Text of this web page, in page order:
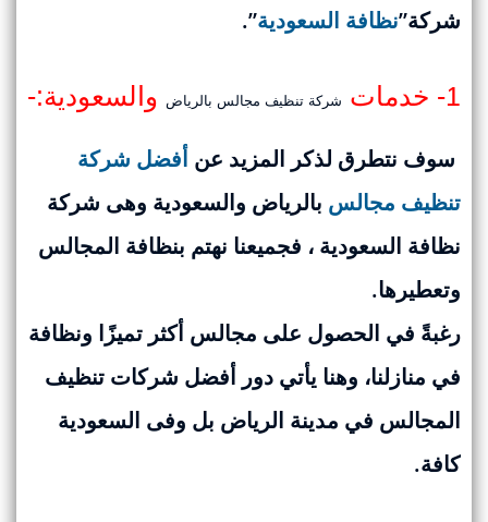
شركة”نظافة السعودية”.
1- خدمات شركة تنظيف مجالس بالرياض والسعودية:-
سوف نتطرق لذكر المزيد عن أفضل شركة
تنظيف مجالس بالرياض والسعودية وهى شركة
نظافة السعودية ، فجميعنا نهتم بنظافة المجالس
وتعطيرها.
رغبةً في الحصول على مجالس أكثر تميزًا ونظافة
في منازلنا، وهنا يأتي دور أفضل شركات تنظيف
المجالس في مدينة الرياض بل وفى السعودية
كافة.